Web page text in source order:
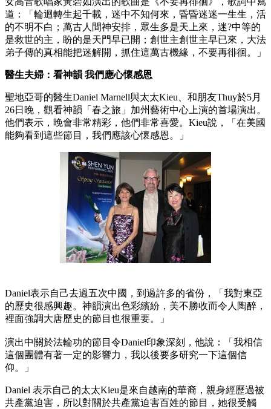
道：「輪迴轉生起千載，迷中不知何來，昏昏迷迷一生生，活
的不明不白；萬古人間神安排，眾生多是天上來，迷?中等的
是救世的主，盼的是天門早已開；創世主創世主早已來，大法
弟子傳的真相能把迷解開，抓住這萬古機緣，不要再徘徊。」
醫生夫婦：看神韻 我們應心懷感恩
聖地亞哥的醫生Daniel Marnell與太太Kieu、和朋友Thuy於5月
26日晚，觀看神韻「春之旅」加州藝術中心上演的首場演出。
他們表示，晚會非常精彩，他們非常喜愛。Kieu說，「在美國
能夠看到這些節目，我們應該心懷感恩。」
Daniel表示自己去過五次中國，到過許多的省份，「我對東亞
的歷史很感興趣。神韻演出色彩繽紛，美不勝收而令人陶醉，
裡面強調大唐歷史的節目也很重要。」
演出中關於法輪功的節目令Daniel印象深刻，他說：「我相信
這個團體有著一定的影響力，我以後要多研究一下這個信
仰。」
Daniel 表示自己的太太Kieu是來自越南的華裔，親身經歷過被
共產黨迫害，所以對關於共產黨迫害百姓的節目，她很受觸